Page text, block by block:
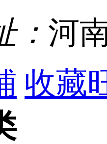
： 河
收藏